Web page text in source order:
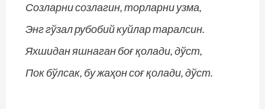
Созларни созлагин, торларни узма,
Энг гўзал рубобий куйлар таралсин.
Яхшидан яшнаган боғ қолади, дўст,
Пок бўлсак, бу жаҳон соғ қолади, дўст.